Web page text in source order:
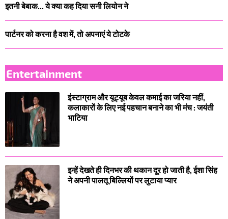
इतनी बेबाक... ये क्या कह दिया सनी लियोन ने
पार्टनर को करना है वश में, तो अपनाएं ये टोटके
Entertainment
इंस्टाग्राम और यूट्यूब केवल कमाई का जरिया नहीं,
कलाकारों के लिए नई पहचान बनाने का भी मंच : जयंती
भाटिया
इन्हें देखते ही दिनभर की थकान दूर हो जाती है, ईशा सिंह
ने अपनी पालतू बिल्लियों पर लुटाया प्यार